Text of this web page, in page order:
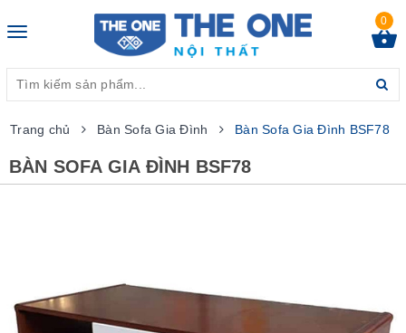
Toggle
0
Trang chủ Bàn Sofa Gia Đình Bàn Sofa Gia Đình BSF78
BÀN SOFA GIA ĐÌNH BSF78